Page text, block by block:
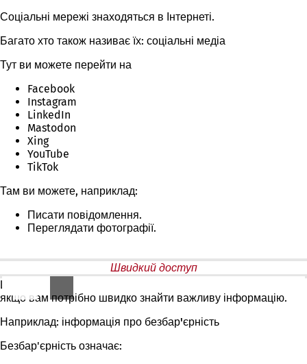
Соціальні мережі знаходяться в Інтернеті.
Багато хто також називає їх: соціальні медіа
Тут ви можете перейти на
Facebook
Instagram
LinkedIn
Mastodon
Xing
YouTube
TikTok
Там ви можете, наприклад:
Писати повідомлення.
Переглядати фотографії.
Швидкий доступ
Швидкий доступ допоможе вам,
якщо вам потрібно швидко знайти важливу інформацію.
Наприклад: інформація про безбар'єрність
Безбар'єрність означає: